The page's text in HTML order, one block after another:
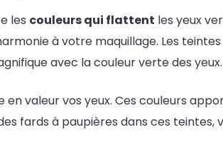
les couleurs qui flattent les yeux
à votre maquillage. Les
avec la couleur verte des yeux.
valeur vos yeux. Ces couleurs
fards à paupières dans ces